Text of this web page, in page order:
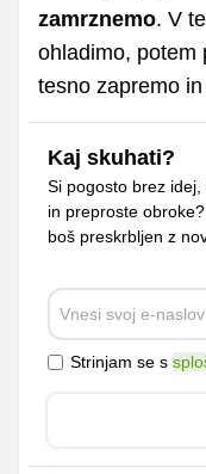
zamrznemo. V
ohladimo, potem
tesno zapremo
Kaj skuhati?
Si pogosto brez
in preproste
boš preskrbljen z
Strinjam se s